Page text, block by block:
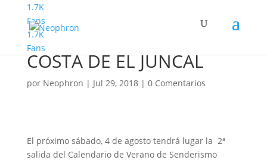
1.7K
Fans
1.7K
Fans
Senderismo Basico.
COSTA DE EL JUNCAL
por Neophron | Jul 29, 2018| 0 Comentarios
El próximo sábado, 4 de agosto tendrá lugar la 2ª
salida del Calendario de Verano de Senderismo